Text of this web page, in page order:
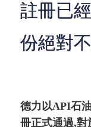
註冊已
份絕對
德力以API石
冊正式通過,